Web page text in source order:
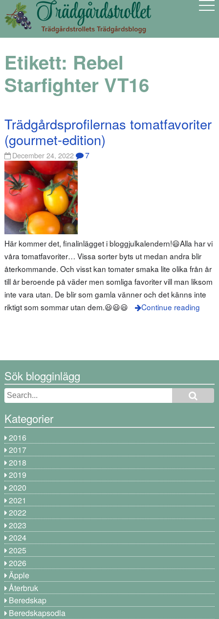
Etikett: Rebel
Starfighter VT16
Trädgårdsprofilernas tomatfavoriter
(gourmet-edition)
December 24, 2022 7
Här kommer det, finalinlägget i bloggjulkalendern!😃Alla har vi
våra tomatfavoriter… Vissa sorter byts ut medan andra blir
återkommande. Och visst kan tomater smaka lite olika från år
till år beroende på väder men somliga favoriter vill man liksom
inte vara utan. De blir som gamla vänner och det känns inte
riktigt som sommar utan dem.😃😃😃
Continue reading
Sök blogginlägg
Kategorier
2016
2017
2018
2019
2020
2021
2022
2023
2024
2025
2026
Äpple
Återbruk
Beredskap
Beredskapsodla